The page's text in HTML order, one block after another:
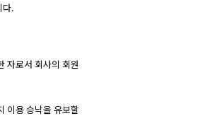
다.
자로서 회사의 회원
이용 승낙을 유보할